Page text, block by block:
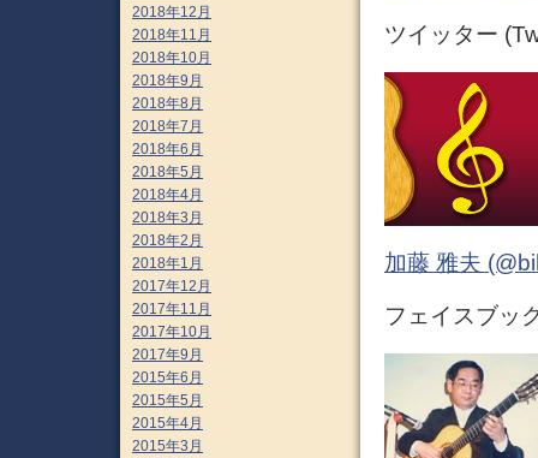
ツイッター
加藤 雅夫
フェイスブッ
2018年12月
2018年11月
2018年10月
2018年9月
2018年8月
2018年7月
2018年6月
2018年5月
2018年4月
2018年3月
2018年2月
2018年1月
2017年12月
2017年11月
2017年10月
2017年9月
2015年6月
2015年5月
2015年4月
2015年3月